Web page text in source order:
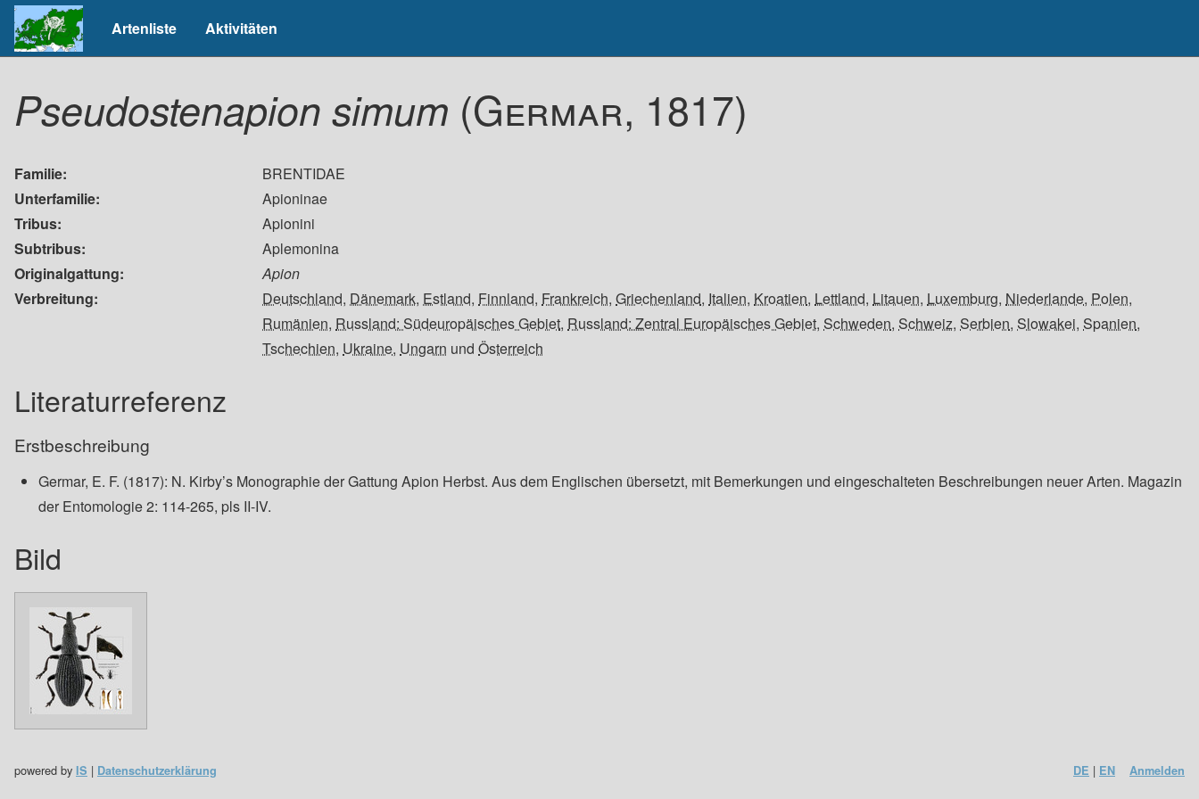
Artenliste Aktivitäten
Pseudostenapion simum (Germar, 1817)
Familie
BRENTIDAE
Unterfamilie
Apioninae
Tribus
Apionini
Subtribus
Aplemonina
Originalgattung
Apion
Verbreitung
Deutschland, Dänemark, Estland, Finnland, Frankreich,Griechenland, Italien, Kroatien, Lettland, Litauen, Luxemburg, Niederlande, Polen,
Rumänien, Russland: Südeuropäisches Gebiet, Russland: Zentral Europäisches Gebiet, Schweden, Schweiz, Serbien, Slowakei, Spanien,
Tschechien, Ukraine, Ungarn undÖsterreich
Literaturreferenz
Erstbeschreibung
Germar, E. F. (1817): N. Kirby’s Monographie der Gattung Apion Herbst. Aus dem Englischen übersetzt, mit Bemerkungen und eingeschalteten Beschreibungen neuer Arten. Magazin
der Entomologie 2: 114-265, pls II-IV.
Bild
powered by IS | Datenschutzerklärung DE | EN Anmelden